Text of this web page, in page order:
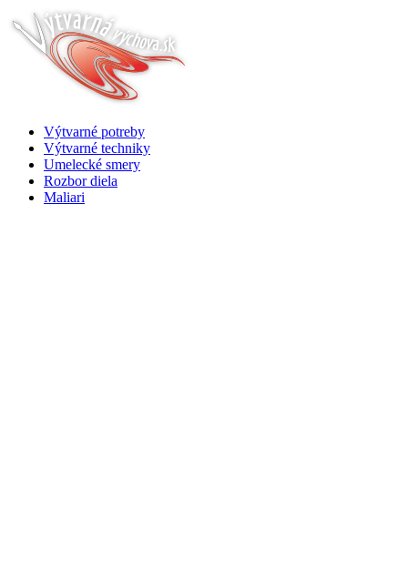
Výtvarné potreby
Výtvarné techniky
Umelecké smery
Rozbor diela
Maliari